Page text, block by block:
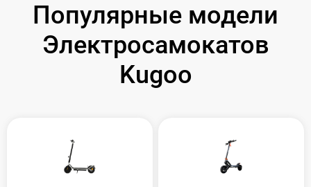
Популярные модели
Электросамокатов
Kugoo